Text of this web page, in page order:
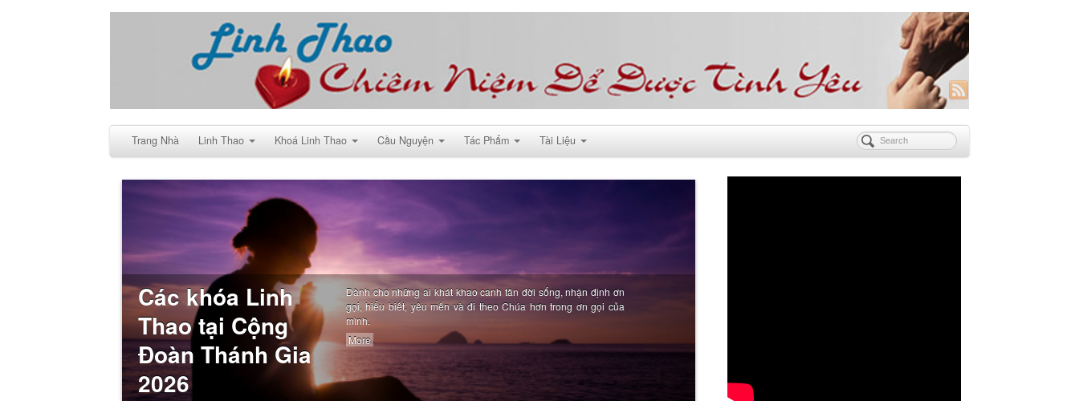
Trang Nhà Linh Thao Khoá Linh Thao Cầu Nguyện Tác Phẩm Tài Liệu
Các khóa Linh
Thao tại Cộng
Đoàn Thánh Gia
2026
Dành cho những ai khát khao canh tân đời sống, nhận định ơn
gọi, hiểu biết, yêu mến và đi theo Chúa hơn trong ơn gọi của
mình.
More